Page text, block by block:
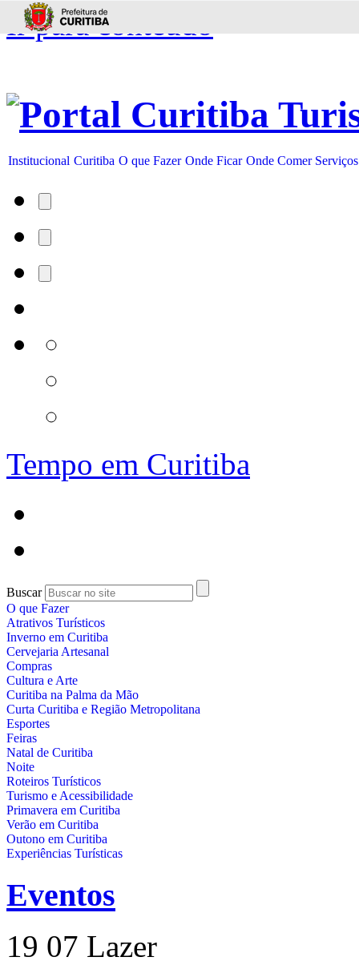
Ir para conteúdo
Institucional Curitiba O que Fazer Onde Ficar Onde Comer Serviços
Tempo em Curitiba
Buscar
O que Fazer
Atrativos Turísticos
Inverno em Curitiba
Cervejaria Artesanal
Compras
Cultura e Arte
Curitiba na Palma da Mão
Curta Curitiba e Região Metropolitana
Esportes
Feiras
Natal de Curitiba
Noite
Roteiros Turísticos
Turismo e Acessibilidade
Primavera em Curitiba
Verão em Curitiba
Outono em Curitiba
Experiências Turísticas
Eventos
19 07 Lazer